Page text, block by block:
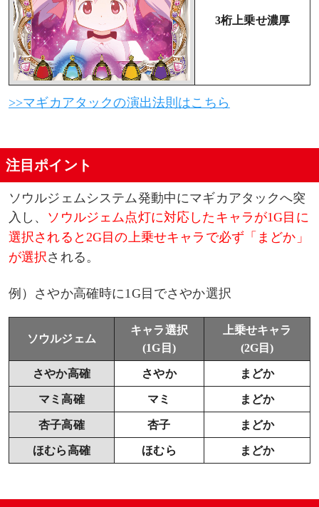
3桁上乗せ濃厚
>>マギカアタックの演出法則はこちら
注目ポイント
ソウルジェムシステム発動中にマギカアタックへ突
入し、 ソウルジェム点灯に対応したキャラが1G目に
選択されると2G目の上乗せキャラで必ず「まどか」
が選択 される。
例）さやか高確時に1G目でさやか選択
ソウルジェム
キャラ選択
(1G目)
上乗せキャラ
(2G目)
さやか高確 さやか まどか
マミ高確 マミ まどか
杏子高確 杏子 まどか
ほむら高確 ほむら まどか